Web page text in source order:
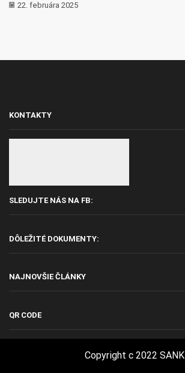
22. februára 2025
KONTAKTY
SLEDUJTE NÁS NA FB:
DÔLEŽITÉ DOKUMENTY:
NAJNOVŠIE ČLÁNKY
QR CODE
Copyright c 2022 SANK